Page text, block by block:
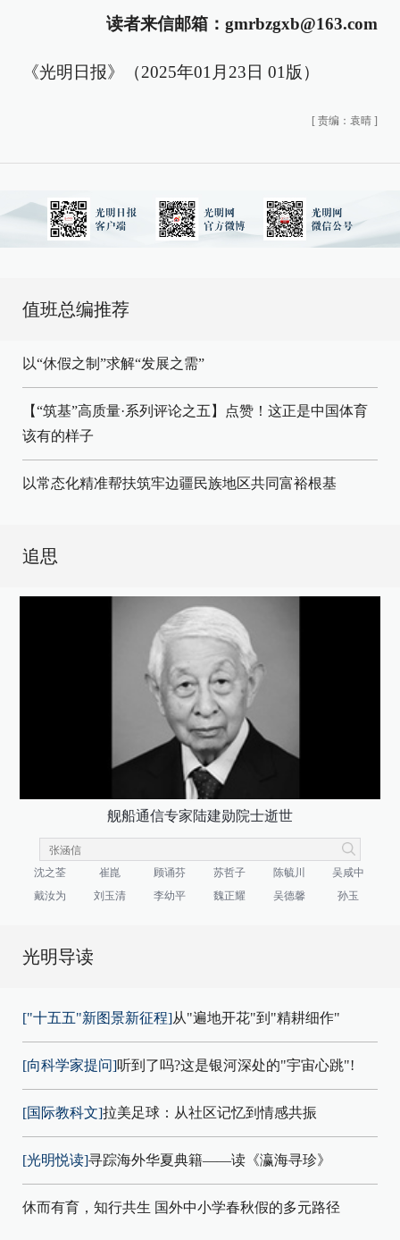
读者来信邮箱：gmrbzgxb@163.com
《光明日报》（2025年01月23日 01版）
[ 责编：袁晴 ]
值班总编推荐
以“休假之制”求解“发展之需”
【“筑基”高质量·系列评论之五】点赞！这正是中国体育
该有的样子
以常态化精准帮扶筑牢边疆民族地区共同富裕根基
追思
舰船通信专家陆建勋院士逝世
沈之荃 崔崑 顾诵芬 苏哲子 陈毓川
吴咸中
戴汝为
刘玉清 李幼平 魏正耀 吴德馨 孙玉
光明导读
["十五五"新图景新征程]从"遍地开花"到"精耕细作"
[向科学家提问]听到了吗?这是银河深处的"宇宙心跳"!
[国际教科文]拉美足球：从社区记忆到情感共振
[光明悦读]寻踪海外华夏典籍——读《瀛海寻珍》
休而有育，知行共生 国外中小学春秋假的多元路径